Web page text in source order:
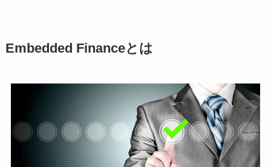
Embedded Financeとは